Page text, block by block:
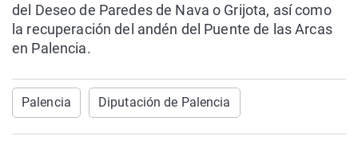
del Deseo de Paredes de Nava o Grijota, así como
la recuperación del andén del Puente de las Arcas
en Palencia.
Palencia Diputación de Palencia